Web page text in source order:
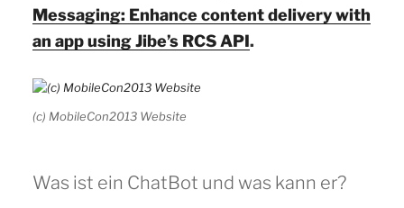
Messaging: Enhance content delivery with
an app using Jibe’s RCS API.
(c) MobileCon2013 Website
Was ist ein ChatBot und was kann er?